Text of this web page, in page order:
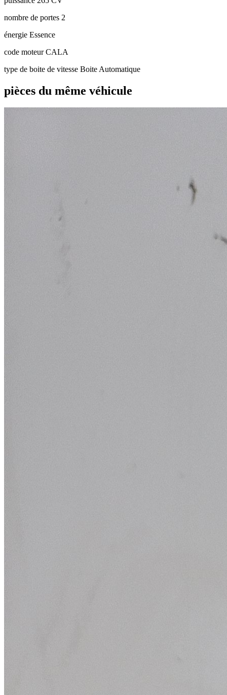
nombre de portes 2
énergie Essence
code moteurCALA
type de boite de vitesse Boite Automatique
pièces du même véhicule